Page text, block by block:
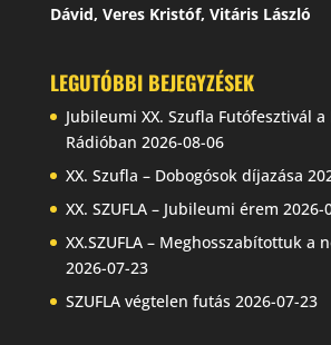
Dávid, Veres Kristóf, Vitáris László
LEGUTÓBBI BEJEGYZÉSEK
Jubileumi XX. Szufla Futófesztivál a
Rádióban 2026-08-06
XX. Szufla – Dobogósok díjazása
XX. SZUFLA – Jubileumi érem 2026-
XX.SZUFLA – Meghosszabítottuk a
2026-07-23
SZUFLA végtelen futás 2026-07-23